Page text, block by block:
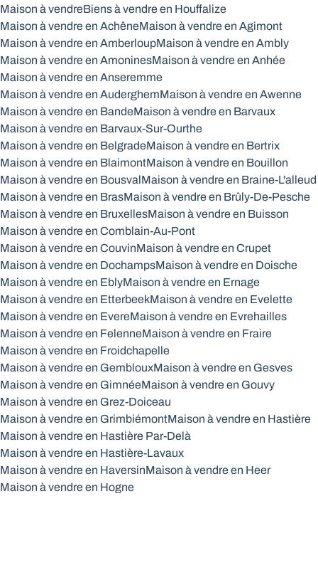
Maison à vendreBiens à vendre en Houffalize
Maison à vendre en AchêneMaison à vendre en Agimont
Maison à vendre en AmberloupMaison à vendre en Ambly
Maison à vendre en AmoninesMaison à vendre en Anhée
Maison à vendre en Anseremme
Maison à vendre en AuderghemMaison à vendre en Awenne
Maison à vendre en BandeMaison à vendre en Barvaux
Maison à vendre en Barvaux-Sur-Ourthe
Maison à vendre en BelgradeMaison à vendre en Bertrix
Maison à vendre en BlaimontMaison à vendre en Bouillon
Maison à vendre en BousvalMaison à vendre en Braine-L'alleud
Maison à vendre en BrasMaison à vendre en Brûly-De-Pesche
Maison à vendre en BruxellesMaison à vendre en Buisson
Maison à vendre en Comblain-Au-Pont
Maison à vendre en CouvinMaison à vendre en Crupet
Maison à vendre en DochampsMaison à vendre en Doische
Maison à vendre en EblyMaison à vendre en Ernage
Maison à vendre en EtterbeekMaison à vendre en Evelette
Maison à vendre en EvereMaison à vendre en Evrehailles
Maison à vendre en FelenneMaison à vendre en Fraire
Maison à vendre en Froidchapelle
Maison à vendre en GemblouxMaison à vendre en Gesves
Maison à vendre en GimnéeMaison à vendre en Gouvy
Maison à vendre en Grez-Doiceau
Maison à vendre en GrimbiémontMaison à vendre en Hastière
Maison à vendre en Hastière Par-Delà
Maison à vendre en Hastière-Lavaux
Maison à vendre en HaversinMaison à vendre en Heer
Maison à vendre en Hogne